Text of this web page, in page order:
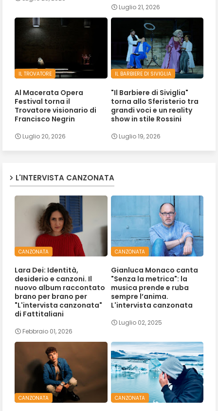
Luglio 21, 2026
IL TROVATORE
Al Macerata Opera
Festival torna il
Trovatore visionario di
Francisco Negrin
Luglio 20, 2026
IL BARBIERE DI SIVIGLIA
"Il Barbiere di Siviglia"
torna allo Sferisterio tra
grandi voci e un reality
show in stile Rossini
Luglio 19, 2026
L'INTERVISTA CANZONATA
CANZONATA
Lara Dei: Identità,
desiderio e canzoni. Il
nuovo album raccontato
brano per brano per
"L'intervista canzonata"
di Fattitaliani
Febbraio 01, 2026
CANZONATA
Gianluca Monaco canta
"Senza la metrica": la
musica prende e ruba
sempre l’anima.
L'intervista canzonata
Luglio 02, 2025
CANZONATA CANZONATA